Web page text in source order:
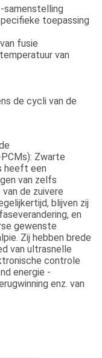
samenstelling
toepassing
fusie
van
de cycli van de
Zwarte
heeft een
van zelfs
de zuivere
blijven zij
en
gewenste
Zij hebben brede
van ultrasnelle
controle
energie -
enz. van